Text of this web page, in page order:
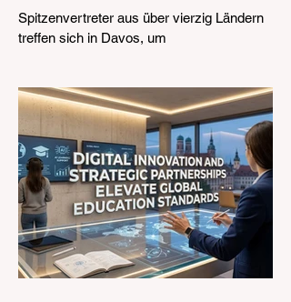
Spitzenvertreter aus über vierzig Ländern
treffen sich in Davos, um
Technologieintegration und integratives
Wachstum. Die Landschaft der
#WeltweitenBildung erlebt derzeit eine
monumentale und zukunftsweisende
Transformation. Am 4. August 2026 kamen
internationale Experten, politische
Entscheidungsträger und #EdTech-
Innovatoren im Kongresszentrum von
Davos zusammen, um die dringendsten
Herausforderunge